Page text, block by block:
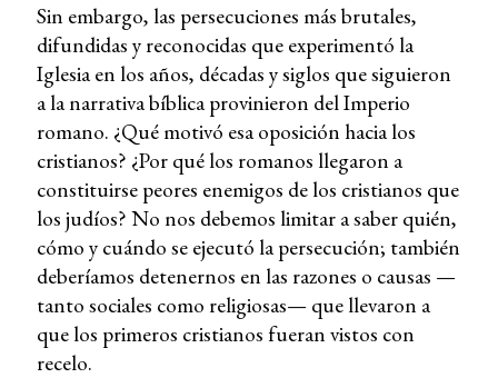
Sin embargo, las persecuciones más brutales,
difundidas y reconocidas que experimentó la
Iglesia en los años, décadas y siglos que siguieron
a la narrativa bíblica provinieron del Imperio
romano. ¿Qué motivó esa oposición hacia los
cristianos? ¿Por qué los romanos llegaron a
constituirse peores enemigos de los cristianos que
los judíos? No nos debemos limitar a saber quién,
cómo y cuándo se ejecutó la persecución; también
deberíamos detenernos en las razones o causas —
tanto sociales como religiosas— que llevaron a
que los primeros cristianos fueran vistos con
recelo.